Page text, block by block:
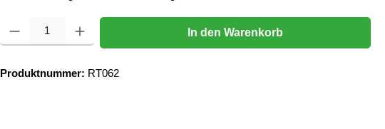
Produkt Anzahl: Gib den gewünschten Wert ein oder benutze die Schaltflächen um die Anzahl zu
In den Warenkorb
Produktnummer: RT062